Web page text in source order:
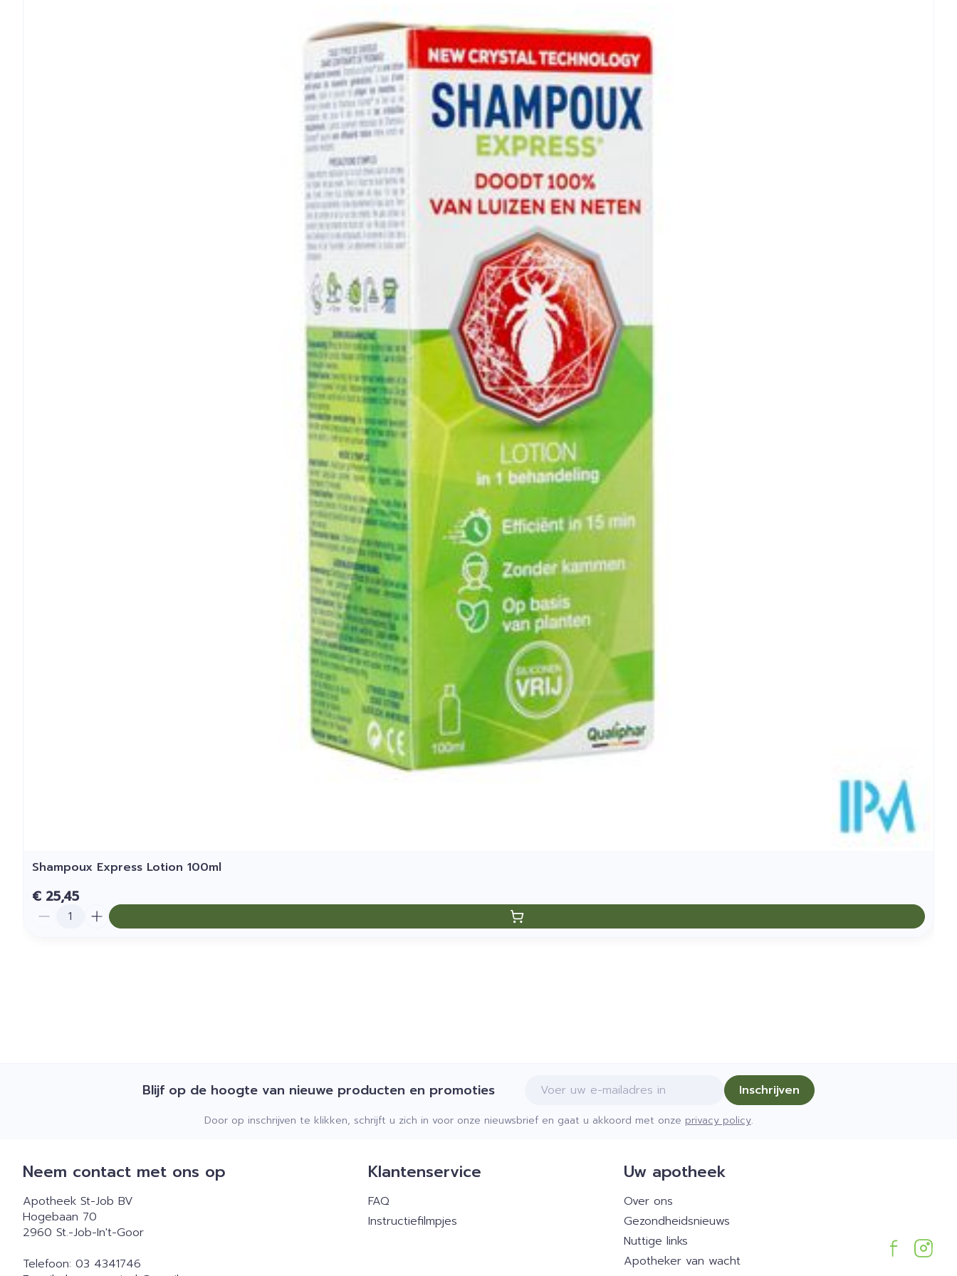
Shampoux Express Lotion 100ml
€ 25,45
Blijf op de hoogte van nieuwe producten en promoties E-mail adres Inschrijven
Door op inschrijven te klikken, schrijft u zich in voor onze nieuwsbrief en gaat u akkoord met onze privacy policy.
Neem contact met ons op
Apotheek St-Job BV
Hogebaan 70
2960 St.-Job-In't-Goor
Telefoon: 03 4341746
Klantenservice
FAQ
Instructiefilmpjes
Uw apotheek
Over ons
Gezondheidsnieuws
Nuttige links
Apotheker van wacht